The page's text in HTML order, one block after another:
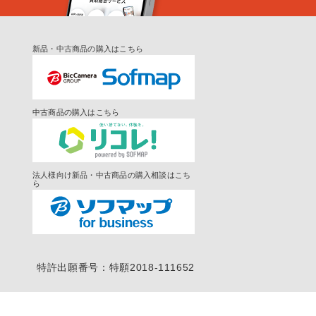
新品・中古商品の購入はこちら
中古商品の購入はこちら
法人様向け新品・中古商品の購入相談はこち
ら
特許出願番号：特願2018-111652